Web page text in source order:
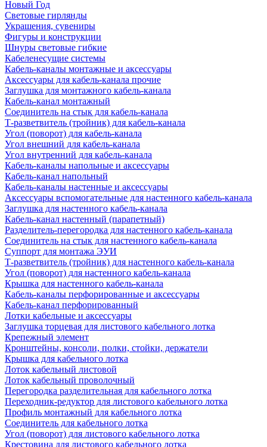
Новый Год
Световые гирлянды
Украшения, сувениры
Фигуры и конструкции
Шнуры световые гибкие
Кабеленесущие системы
Кабель-каналы монтажные и аксессуары
Аксессуары для кабель-канала прочие
Заглушка для монтажного кабель-канала
Кабель-канал монтажный
Соединитель на стык для кабель-канала
Т-разветвитель (тройник) для кабель-канала
Угол (поворот) для кабель-канала
Угол внешний для кабель-канала
Угол внутренний для кабель-канала
Кабель-каналы напольные и аксессуары
Кабель-канал напольный
Кабель-каналы настенные и аксессуары
Аксессуары вспомогательные для настенного кабель-канала
Заглушка для настенного кабель-канала
Кабель-канал настенный (парапетный)
Разделитель-перегородка для настенного кабель-канала
Соединитель на стык для настенного кабель-канала
Суппорт для монтажа ЭУИ
Т-разветвитель (тройник) для настенного кабель-канала
Угол (поворот) для настенного кабель-канала
Крышка для настенного кабель-канала
Кабель-каналы перфорированные и аксессуары
Кабель-канал перфорированный
Лотки кабельные и аксессуары
Заглушка торцевая для листового кабельного лотка
Крепежный элемент
Кронштейны, консоли, полки, стойки, держатели
Крышка для кабельного лотка
Лоток кабельный листовой
Лоток кабельный проволочный
Перегородка разделительная для кабельного лотка
Переходник-редуктор для листового кабельного лотка
Профиль монтажный для кабельного лотка
Соединитель для кабельного лотка
Угол (поворот) для листового кабельного лотка
Крестовина для листового кабельного лотка